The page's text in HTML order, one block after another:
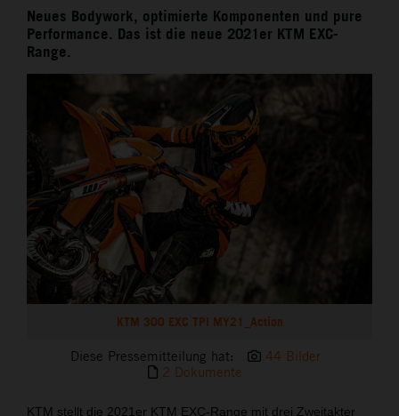
Neues Bodywork, optimierte Komponenten und pure
Performance. Das ist die neue 2021er KTM EXC-
Range.
KTM 300 EXC TPI MY21_Action
Diese Pressemitteilung hat:
44 Bilder
2 Dokumente
KTM stellt die 2021er KTM EXC-Range mit drei Zweitakter